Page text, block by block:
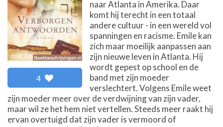
4
naar Atlanta in Amerika. Daar
komt hij terecht in een totaal
andere cultuur - in een wereld vol
spanningen en racisme. Emile kan
zich maar moeilijk aanpassen aan
zijn nieuwe leven in Atlanta. Hij
wordt gepest op school en de
band met zijn moeder
verslechtert. Volgens Emile weet
zijn moeder meer over de verdwijning van zijn vader,
maar wil ze het hem niet vertellen. Steeds meer raakt hij
ervan overtuigd dat zijn vader is vermoord of